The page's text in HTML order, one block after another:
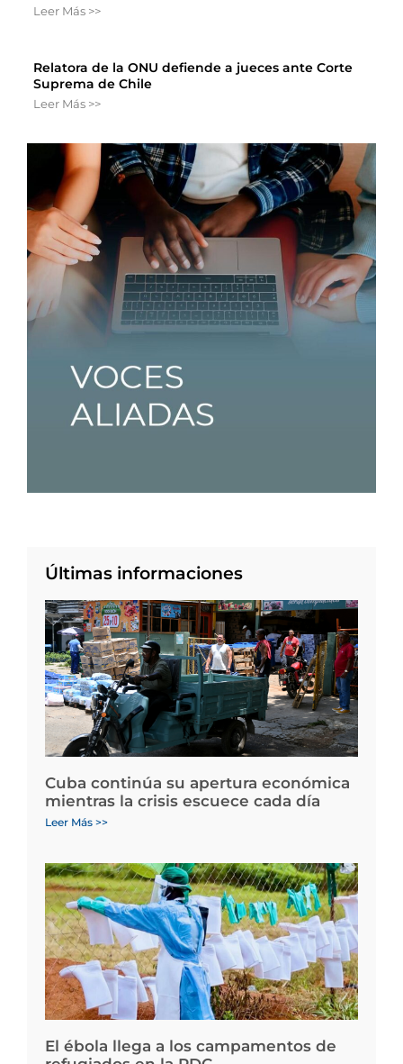
Leer Más >>
Relatora de la ONU defiende a jueces ante Corte
Suprema de Chile
Leer Más >>
Últimas informaciones
Cuba continúa su apertura económica
mientras la crisis escuece cada día
Leer Más >>
El ébola llega a los campamentos de